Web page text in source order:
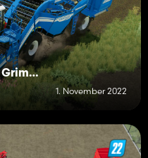
Benutzerdefinierte Ventor Grimme
1. November 2022